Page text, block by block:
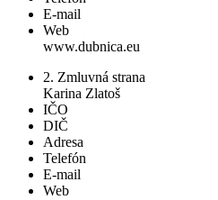
E-mail
Web
www.dubnica.eu
2. Zmluvná strana
Karina Zlatoš
IČO
DIČ
Adresa
Telefón
E-mail
Web